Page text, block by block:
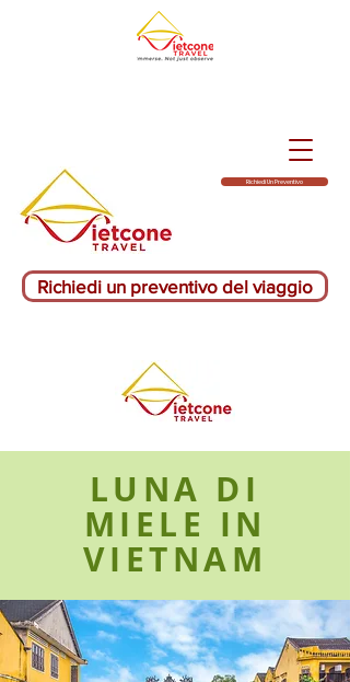
Richiedi Un Preventivo
Richiedi un preventivo del viaggio
LUNA DI
MIELE IN
VIETNAM